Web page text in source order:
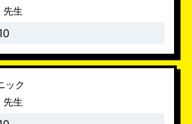
先生
ック
先生